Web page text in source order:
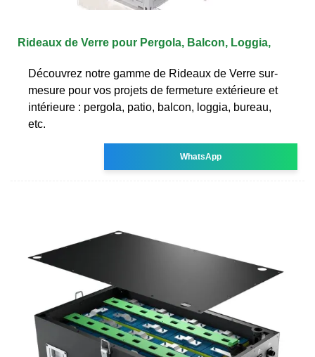
Rideaux de Verre pour Pergola, Balcon, Loggia,
Découvrez notre gamme de Rideaux de Verre sur-
mesure pour vos projets de fermeture extérieure et
intérieure : pergola, patio, balcon, loggia, bureau,
etc.
WhatsApp